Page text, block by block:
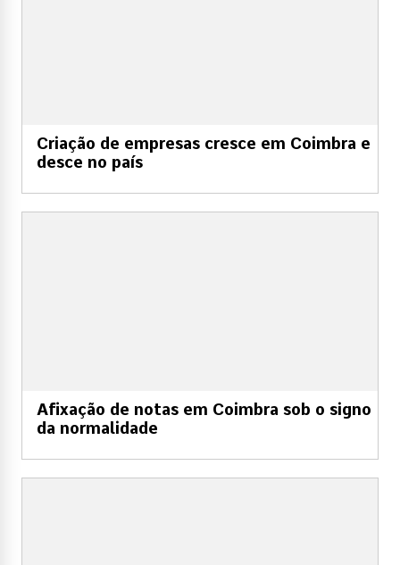
Criação de empresas cresce em Coimbra e
desce no país
Afixação de notas em Coimbra sob o signo
da normalidade